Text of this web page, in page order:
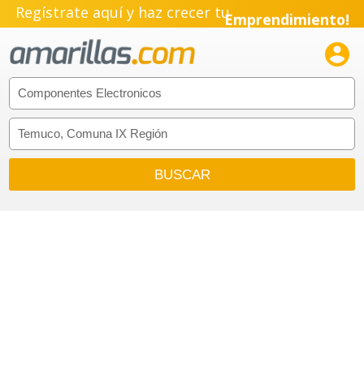
Regístrate aquí y haz crecer tuEmprendimiento!
